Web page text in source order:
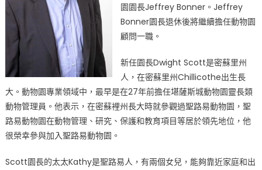
園
長
Dwight
中
園園長Jeffrey Bonner。Jeffrey
Bonner園長退休後將繼續擔任動物園
顧問一職。
新任園長Dwight Scott是密蘇里州
人，在密蘇里州Chillicothe出生長
大。動物園專業領域中，最早是在27年前擔任堪薩斯城動物園靈長類
動物管理員。他表示，在密蘇裡州長大時就參觀過聖路易動物園，聖
路易動物園在動物管理、研究、保護和教育項目等居於領先地位，他
很榮幸參與加入聖路易動物園。
Scott園長的太太Kathy是聖路易人，有兩個女兒，能夠靠近家庭和出